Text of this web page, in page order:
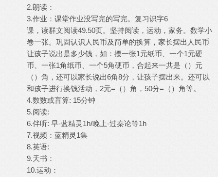
2.朗读：
3.作业：课堂作业没写完的写完。复习识字6
课，读群文阅读49.50页。坚持阅读，运动，家务。数学小
卷一张。巩固认识人民币及简单的换算，家长摆出人民币
让孩子说出是多少钱，如：摆一张1元纸币、一个1元硬
币、一张1角纸币、一个5角硬币，合起来一共是（）元
（）角，还可以家长说出6角8分，让孩子摆出来。还可以
和孩子进行换钱活动，2元=（）角，50分=（）角等。
4.数数或盲算: 15分钟
5.阅读:
6.伴听: 早-蓝精灵1h/晚上-过秦论等1h
7.视频：蓝精灵1集
8.英语:
9.天书：
10.运动：